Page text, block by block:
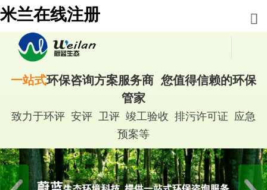
米兰在线注册
一站式环保咨询方案服务商 您值得信赖的环保
管家
致力于环评 安评 卫评 竣工验收 排污许可证 应急
预案等